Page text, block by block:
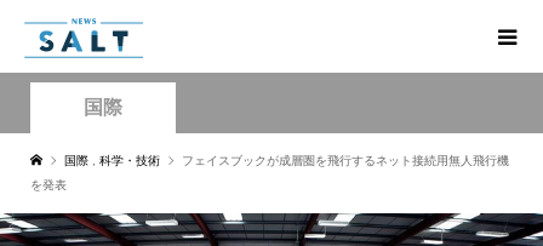
国際
国際 科学・技術
フェイスブックが成層圏を飛行するネット接続用無人飛行機
を発表